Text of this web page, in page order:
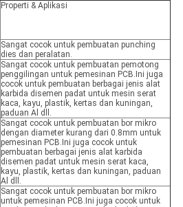
Properti & Aplikasi
Sangat cocok untuk pembuatan punching
dies dan peralatan.
Sangat cocok untuk pembuatan pemotong
penggilingan untuk pemesinan PCB.Ini juga
cocok untuk pembuatan berbagai jenis alat
karbida disemen padat untuk mesin serat
kaca, kayu, plastik, kertas dan kuningan,
paduan Al dll.
Sangat cocok untuk pembuatan bor mikro
dengan diameter kurang dari 0.8mm untuk
pemesinan PCB.Ini juga cocok untuk
pembuatan berbagai jenis alat karbida
disemen padat untuk mesin serat kaca,
kayu, plastik, kertas dan kuningan, paduan
Al dll.
Sangat cocok untuk pembuatan bor mikro
untuk pemesinan PCB.Ini juga cocok untuk